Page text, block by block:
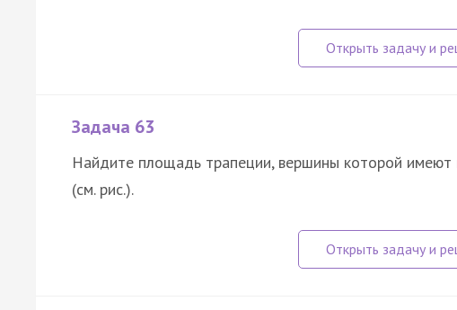
Задача 63
Найдите площадь трапеции, вершины которой имеют
(см. рис.).